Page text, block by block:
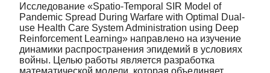
Исследование «Spatio-Temporal SIR Model of
Pandemic Spread During Warfare with Optimal Dual-
use Health Care System Administration using Deep
Reinforcement Learning» направлено на изучение
динамики распространения эпидемий в условиях
войны. Целью работы является разработка
математической модели, которая объединяет